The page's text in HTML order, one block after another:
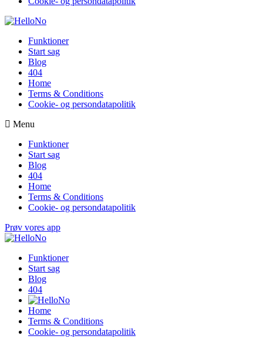
Funktioner
Start sag
Blog
404
Home
Terms & Conditions
Cookie- og persondatapolitik
Menu
Funktioner
Start sag
Blog
404
Home
Terms & Conditions
Cookie- og persondatapolitik
Prøv vores app
Funktioner
Start sag
Blog
404
Home
Terms & Conditions
Cookie- og persondatapolitik